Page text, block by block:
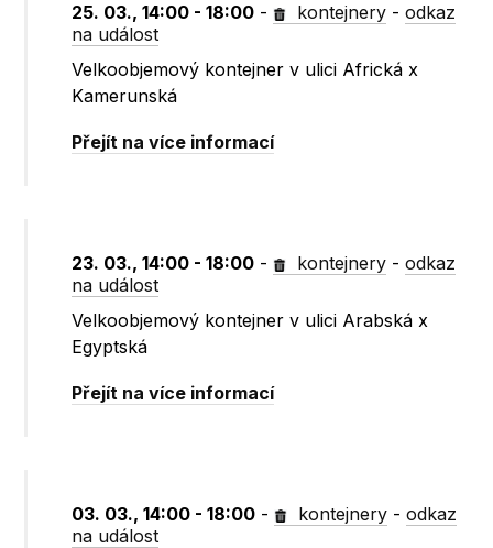
25. 03., 14:00 - 18:00 - kontejnery -odkaz
na událost
Velkoobjemový kontejner v ulici Africká x
Kamerunská
Přejít na více informací
23. 03., 14:00 - 18:00 - kontejnery -odkaz
na událost
Velkoobjemový kontejner v ulici Arabská x
Egyptská
Přejít na více informací
03. 03., 14:00 - 18:00 - kontejnery -odkaz
na událost